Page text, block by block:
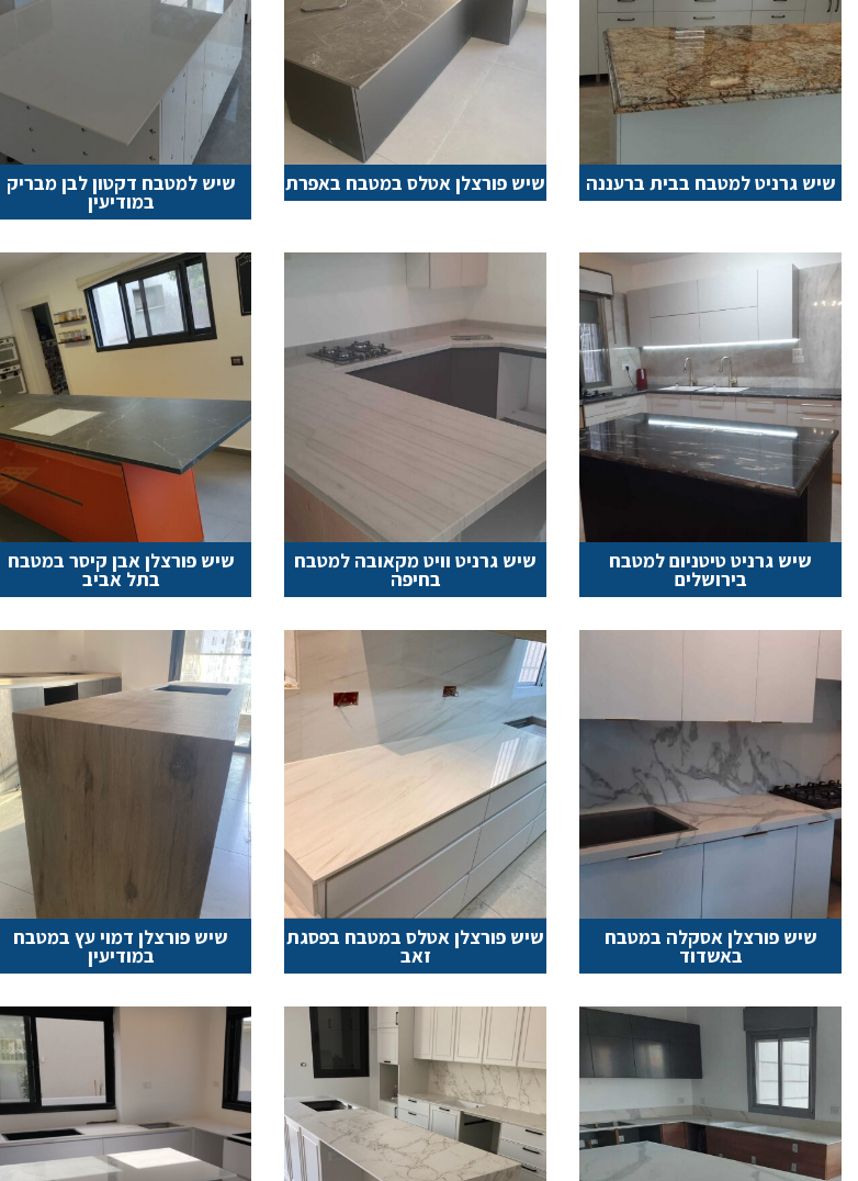
שיש גרניט למטבח בבית ברעננה שיש פורצלן אטלס במטבח באפרת שיש למטבח דקטון לבן מבריק
במודיעין
שיש גרניט טיטניום למטבח
בירושלים
שיש גרניט וויט מקאובה למטבח
בחיפה
שיש פורצלן אבן קיסר במטבח
בתל אביב
שיש פורצלן אסקלה במטבח
באשדוד
שיש פורצלן אטלס במטבח בפסגת
זאב
שיש פורצלן דמוי עץ במטבח
במודיעין